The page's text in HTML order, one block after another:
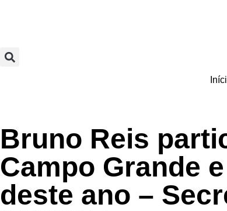
Bruno Reis
Campo Grande
deste ano –